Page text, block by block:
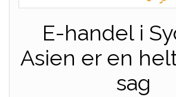
E-handel i
Asien er en
sag